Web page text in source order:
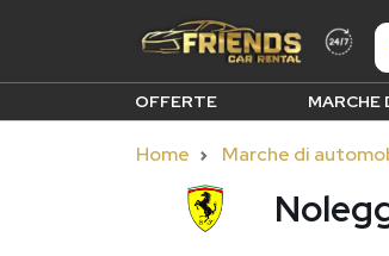
OFFERTE MARCHE
Home Marche di